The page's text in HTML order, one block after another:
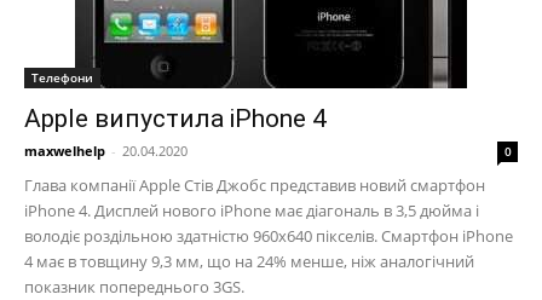
Телефони
Apple випустила iPhone 4
maxwelhelp - 20.04.2020 0
Глава компанії Apple Стів Джобс представив новий смартфон
iPhone 4. Дисплей нового iPhone має діагональ в 3,5 дюйма і
володіє роздільною здатністю 960х640 пікселів. Смартфон iPhone
4 має в товщину 9,3 мм, що на 24% менше, ніж аналогічний
показник попереднього 3GS.